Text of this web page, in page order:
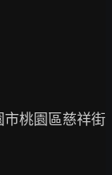
桃園區慈祥街